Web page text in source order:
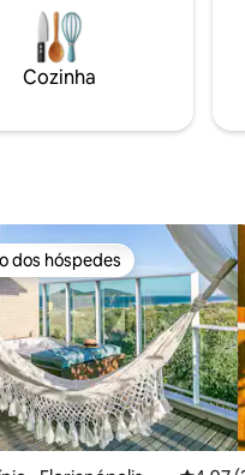
TV de 42''. Cama queen. Otro
con 3 camas de 1 plaza.
con lavarropas. Cochera
Cozinha
dos hóspedes
dos hóspedes